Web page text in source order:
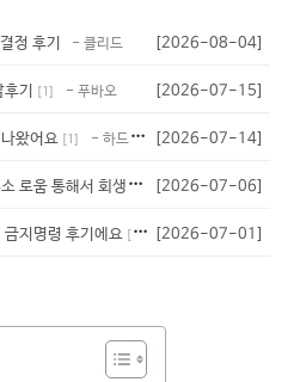
정 후기 - 클리드 [2026-08-04]
기 [1 ] - 푸바오 [2026-07-15]
왔어요 [1 ] - 하드타임 [2026-07-14]
로움 통해서 회생성공 [1] - 하이
[2026-07-06]
금지명령 후기에요 [1] - 라라크로포드
[2026-07-01]